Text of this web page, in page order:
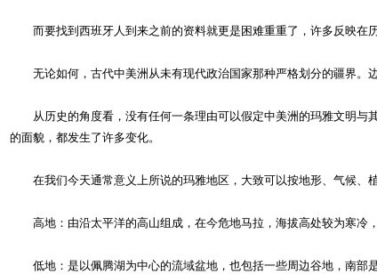
而要找到西班牙人到来之前的资料就更是困难重重了，许多反映在
无论如何，古代中美洲从未有现代政治国家那种严格划分的疆界。边
从历史的角度看，没有任何一条理由可以假定中美洲的玛雅文明与
的面貌，都发生了许多变化。
在我们今天通常意义上所说的玛雅地区，大致可以按地形、气候、
高地：由沿太平洋的高山组成，在今危地马拉，海拔高处较为寒冷
低地：是以佩腾湖为中心的流域盆地，也包括一些周边谷地，南部